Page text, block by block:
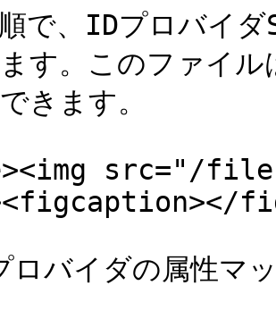
で、IDプロバイ
す。このファイ
きます。
src="/files/
バイダの属性マ